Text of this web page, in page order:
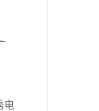
电